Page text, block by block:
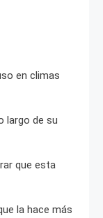
en climas
largo de su
que esta
la hace más